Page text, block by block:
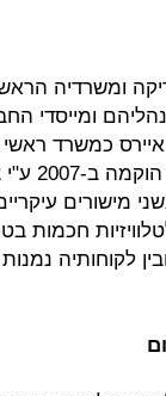
ומייסדי
כמשרד ראשי
מישורים
לקוחותיה